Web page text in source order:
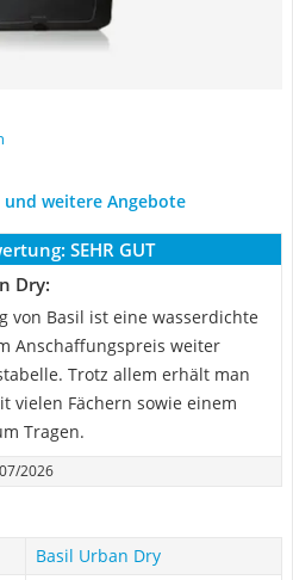
und weitere Angebote
SEHR GUT
Dry:
von Basil ist eine wasserdichte
Anschaffungspreis weiter
Trotz allem erhält man
vielen Fächern sowie einem
Tragen.
07/2026
Basil Urban Dry